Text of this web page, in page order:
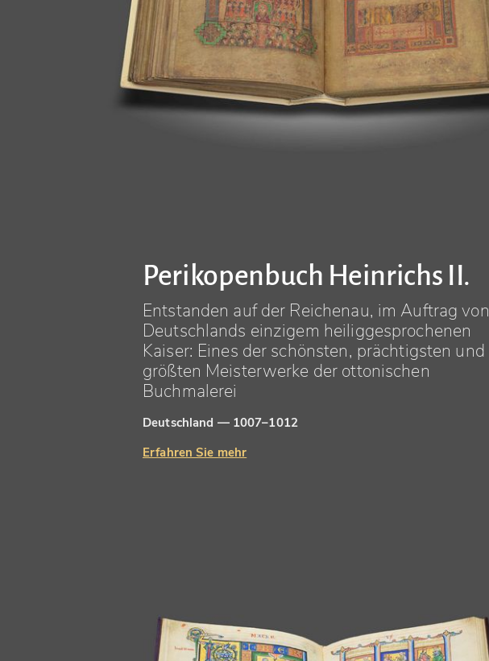
Perikopenbuch Heinrichs II.
Entstanden auf der Reichenau, im Auftrag von
Deutschlands einzigem heiliggesprochenen
Kaiser: Eines der schönsten, prächtigsten und
größten Meisterwerke der ottonischen
Buchmalerei
Deutschland — 1007–1012
Erfahren Sie mehr